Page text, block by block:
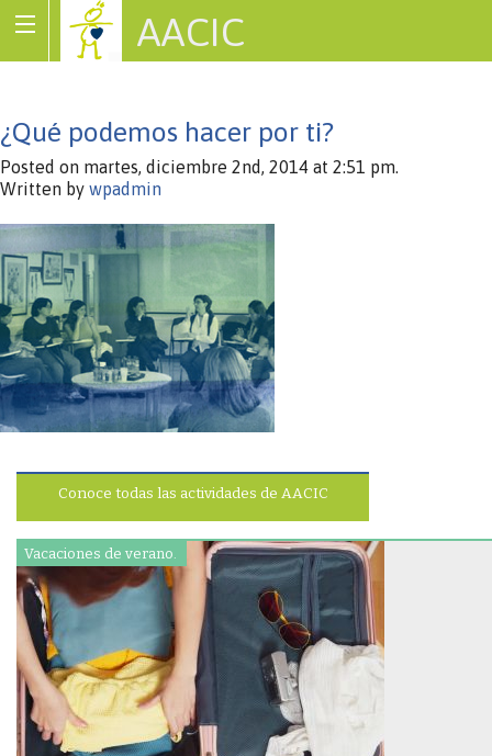
AACIC
¿Qué podemos hacer por ti?
Posted on martes, diciembre 2nd, 2014 at 2:51 pm.
Written by wpadmin
Conoce todas las actividades de AACIC
Vacaciones de verano.